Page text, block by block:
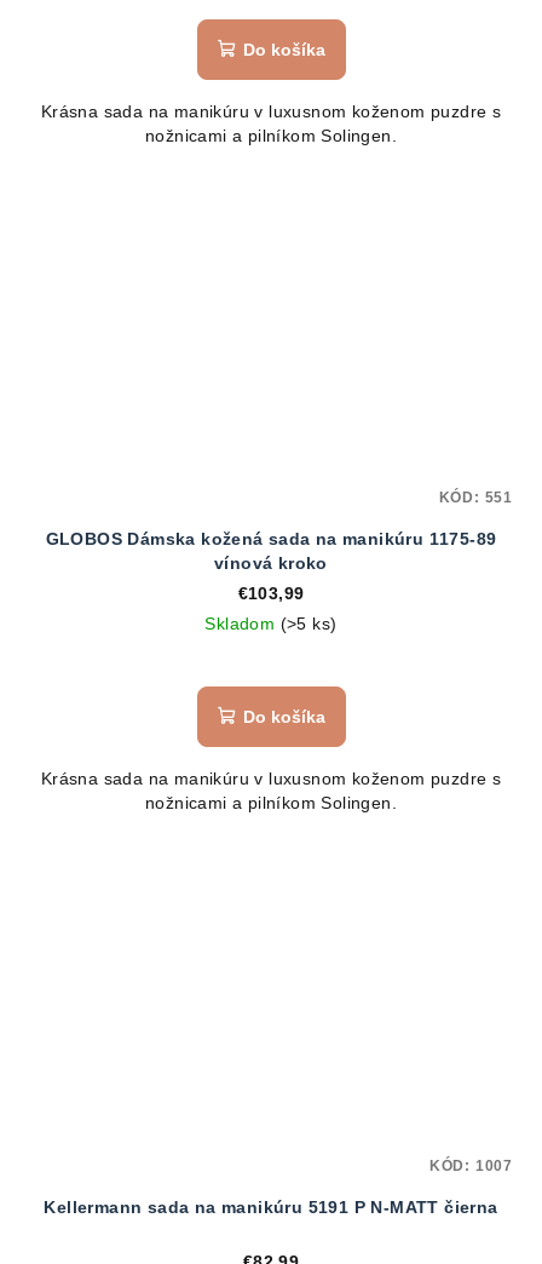
hodnotenie
produktu
z
5
Do košíka
Krásna sada na manikúru v luxusnom koženom puzdre s
nožnicami a pilníkom Solingen.
GLOBOS Dámska kožená sada na manikúru 1175-89
vínová kroko
€103,99
Skladom (>5 ks)
Do košíka
Krásna sada na manikúru v luxusnom koženom puzdre s
nožnicami a pilníkom Solingen.
KÓD: 551
Kellermann sada na manikúru 5191 P N-MATT čierna
KÓD: 1007